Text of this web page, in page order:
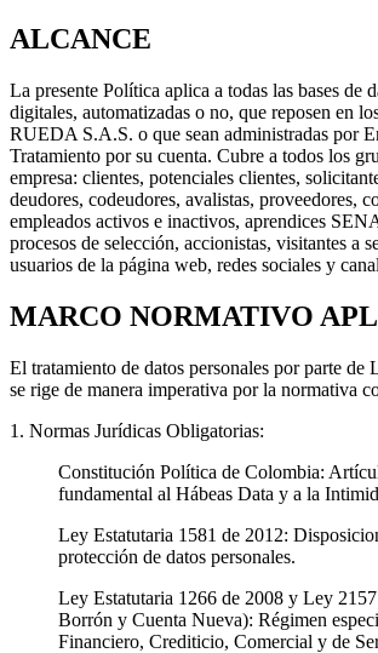
ALCANCE
La presente Política aplica a todas las bases de
digitales, automatizadas o no, que reposen en
RUEDA S.A.S. o que sean administradas por
Tratamiento por su cuenta. Cubre a todos los
empresa: clientes, potenciales clientes,
deudores, codeudores, avalistas, proveedores,
empleados activos e inactivos, aprendices
procesos de selección, accionistas, visitantes a
usuarios de la página web, redes sociales y
MARCO NORMATIVO
El tratamiento de datos personales por parte
se rige de manera imperativa por la normativa
1. Normas Jurídicas Obligatorias:
Constitución Política de Colombia:
fundamental al Hábeas Data y a la
Ley Estatutaria 1581 de 2012:
protección de datos personales.
Ley Estatutaria 1266 de 2008 y Ley
Borrón y Cuenta Nueva): Régimen
Financiero, Crediticio, Comercial y de